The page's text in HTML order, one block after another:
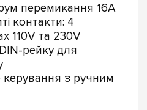
перемикання 16А
контакти: 4
110V та 230V
рейку для
керування з ручним